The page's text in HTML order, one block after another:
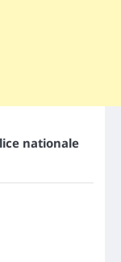
nationale